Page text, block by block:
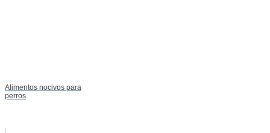
Alimentos nocivos para
perros